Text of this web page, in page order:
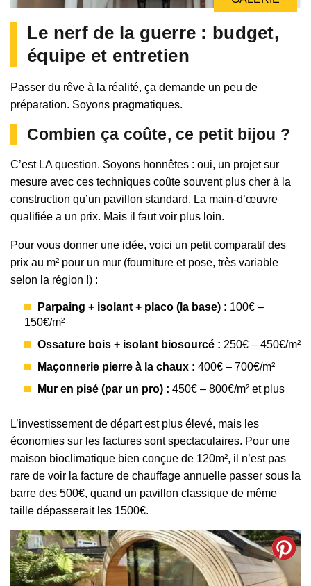
Le nerf de la guerre : budget,
équipe et entretien
Passer du rêve à la réalité, ça demande un peu de
préparation. Soyons pragmatiques.
Combien ça coûte, ce petit bijou ?
C’est LA question. Soyons honnêtes : oui, un projet sur
mesure avec ces techniques coûte souvent plus cher à la
construction qu’un pavillon standard. La main-d’œuvre
qualifiée a un prix. Mais il faut voir plus loin.
Pour vous donner une idée, voici un petit comparatif des
prix au m² pour un mur (fourniture et pose, très variable
selon la région !) :
Parpaing + isolant + placo (la base) : 100€ –
150€/m²
Ossature bois + isolant biosourcé : 250€ – 450€/m²
Maçonnerie pierre à la chaux : 400€ – 700€/m²
Mur en pisé (par un pro) : 450€ – 800€/m² et plus
L’investissement de départ est plus élevé, mais les
économies sur les factures sont spectaculaires. Pour une
maison bioclimatique bien conçue de 120m², il n’est pas
rare de voir la facture de chauffage annuelle passer sous la
barre des 500€, quand un pavillon classique de même
taille dépasserait les 1500€.